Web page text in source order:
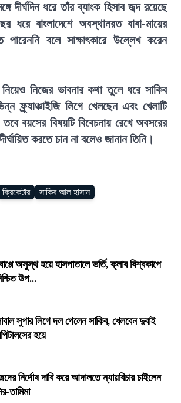
দীর্ঘদিন ধরে তাঁর ব্যাংক হিসাব জব্দ রয়েছে
ধরে বাংলাদেশে অবস্থানরত বাবা-মায়ের
পারেননি বলে সাক্ষাৎকারে উল্লেখ করেন
নিয়েও নিজের ভাবনার কথা তুলে ধরে সাকিব
ফ্র্যাঞ্চাইজি লিগে খেলছেন এবং খেলাটি
বয়সের বিষয়টি বিবেচনায় রেখে অবসরের
করতে চান না বলেও জানান তিনি।
ক্রিকেটার সাকিব আল হাসান
অসুস্থ হয়ে হাসপাতালে ভর্তি, ক্লাব বিশ্বকাপে
উপ...
সুপার লিগে দল পেলেন সাকিব, খেলবেন দুবাই
হয়ে
নির্দোষ দাবি করে আদালতে ন্যায়বিচার চাইলেন
তামিমা